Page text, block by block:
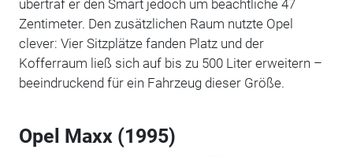
übertraf er den Smart jedoch um beachtliche 47
Zentimeter. Den zusätzlichen Raum nutzte Opel
clever: Vier Sitzplätze fanden Platz und der
Kofferraum ließ sich auf bis zu 500 Liter erweitern –
beeindruckend für ein Fahrzeug dieser Größe.
Opel Maxx (1995)